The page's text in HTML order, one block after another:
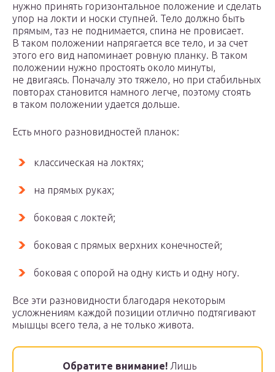
нужно принять горизонтальное положение и сделать
упор на локти и носки ступней. Тело должно быть
прямым, таз не поднимается, спина не провисает.
В таком положении напрягается все тело, и за счет
этого его вид напоминает ровную планку. В таком
положении нужно простоять около минуты,
не двигаясь. Поначалу это тяжело, но при стабильных
повторах становится намного легче, поэтому стоять
в таком положении удается дольше.
Есть много разновидностей планок:
классическая на локтях;
на прямых руках;
боковая с локтей;
боковая с прямых верхних конечностей;
боковая с опорой на одну кисть и одну ногу.
Все эти разновидности благодаря некоторым
усложнениям каждой позиции отлично подтягивают
мышцы всего тела, а не только живота.
Обратите внимание! Лишь